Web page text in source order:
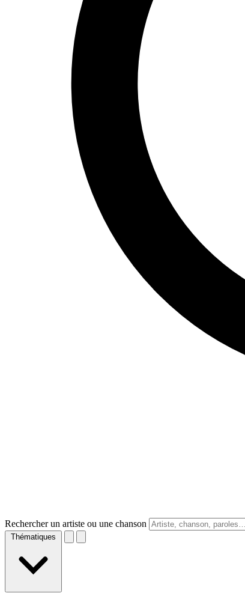
Rechercher un artiste ou une chanson
Thématiques